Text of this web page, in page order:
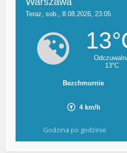
Godzina po godzinie